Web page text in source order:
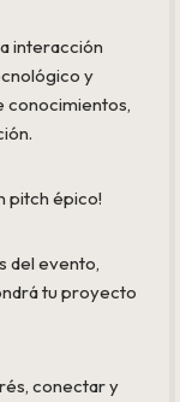
interacción
y
conocimientos,
pitch épico!
del evento,
tu proyecto
conectar y